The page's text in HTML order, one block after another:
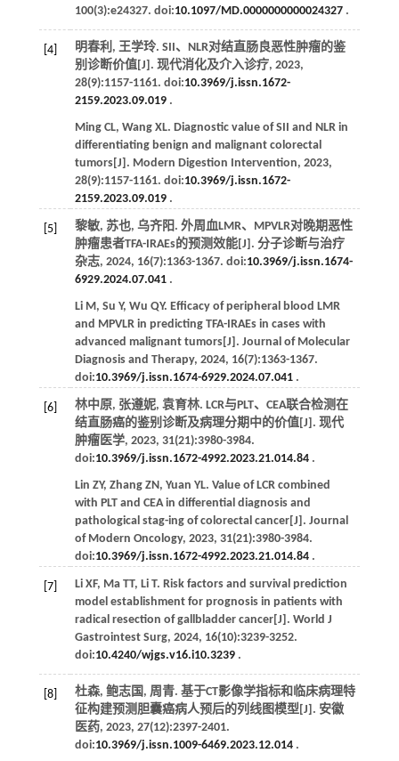
100(3):e24327. doi:10.1097/MD.0000000000024327.
[4]
明春利, 王学玲. SII、NLR对结直肠良恶性肿瘤的鉴
别诊断价值[J]. 现代消化及介入诊疗, 2023,
28(9):1157-1161. doi:10.3969/j.issn.1672-
2159.2023.09.019.
Ming CL, Wang XL. Diagnostic value of SII and NLR in
differentiating benign and malignant colorectal
tumors[J]. Modern Digestion Intervention, 2023,
28(9):1157-1161. doi:10.3969/j.issn.1672-
2159.2023.09.019.
[5]
黎敏, 苏也, 乌齐阳. 外周血LMR、MPVLR对晚期恶性
肿瘤患者TFA-IRAEs的预测效能[J]. 分子诊断与治疗
杂志, 2024, 16(7):1363-1367. doi:10.3969/j.issn.1674-
6929.2024.07.041.
Li M , Su Y, Wu QY. Efficacy of peripheral blood LMR
and MPVLR in predicting TFA-IRAEs in cases with
advanced malignant tumors[J]. Journal of Molecular
Diagnosis and Therapy, 2024, 16(7):1363-1367.
doi:10.3969/j.issn.1674-6929.2024.07.041.
[6]
林中原, 张遵妮, 袁育林. LCR与PLT、CEA联合检测在
结直肠癌的鉴别诊断及病理分期中的价值[J]. 现代
肿瘤医学, 2023, 31(21):3980-3984.
doi:10.3969/j.issn.1672-4992.2023.21.014.84.
Lin ZY, Zhang ZN , Yuan YL. Value of LCR combined
with PLT and CEA in differential diagnosis and
pathological stag-ing of colorectal cancer[J]. Journal
of Modern Oncology, 2023, 31(21):3980-3984.
doi:10.3969/j.issn.1672-4992.2023.21.014.84.
[7] Li XF, Ma TT, Li T. Risk factors and survival prediction
model establishment for prognosis in patients with
radical resection of gallbladder cancer[J]. World J
Gastrointest Surg, 2024, 16(10):3239-3252.
doi:10.4240/wjgs.v16.i10.3239.
[8]
杜森, 鲍志国, 周青. 基于CT影像学指标和临床病理特
征构建预测胆囊癌病人预后的列线图模型[J]. 安徽
医药, 2023, 27(12):2397-2401.
doi:10.3969/j.issn.1009-6469.2023.12.014.